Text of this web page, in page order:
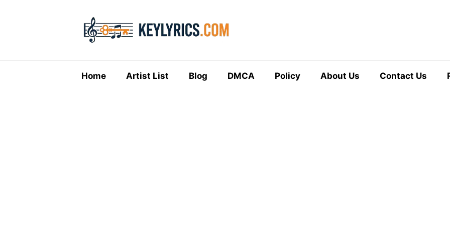
Home Artist List Blog DMCA Policy About Us Contact Us